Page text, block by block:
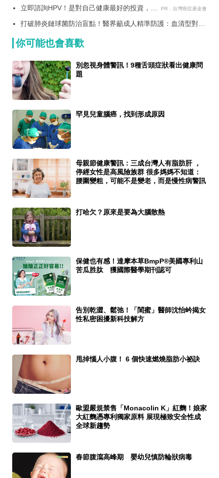
立即諮詢HPV！是對自己健康最好的投資，把
PR．台灣癌症基金會
打破肺炎鏈球菌防治盲點！醫界籲成人精準防護：血清型對準
你可能也會喜歡
別忽視身體警訊！9種舌頭症狀看出健康問
題
罕見兒童腦癌，找到形成原因
母親節健康警訊：三成台灣人有脂肪肝 ，
停經女性是高風險族群 很多媽媽不知道：
腰圍變粗，可能不是變老，而是慢性病警訊
打哈欠？原來是要為大腦散熱
保健也有感！達摩本草BmpP®美國專利山
苦瓜胜肽 獲國際醫學期刊認可
告別乾澀、鬆弛！「閨蜜」醫師沈怡岒揭女
性私密困擾新科技解方
甩掉惱人小腹！ 6 個快速燃燒脂肪小祕訣
歐盟嚴規禁售「Monacolin K」紅麴！娘家
大紅麴憑專利獨家原料 展現極致安全性成
全球新趨勢
春節腹瀉高峰期 嬰幼兒慎防輪狀病毒